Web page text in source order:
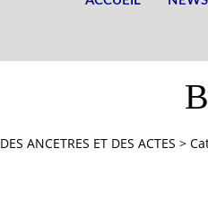
DES ANCETRES ET DES ACTES >